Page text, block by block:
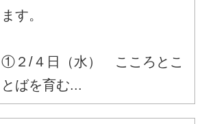
ます。
①２/４日（水） こころとこ
とばを育む...